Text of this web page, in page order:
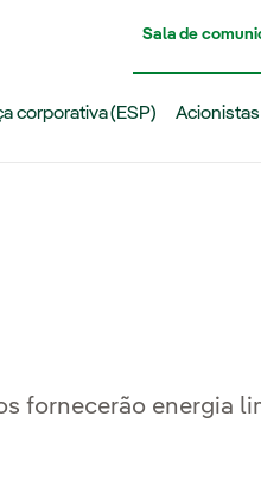
Sala de
corporativa (ESP)
fornecerão energia